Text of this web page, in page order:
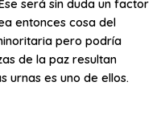
será sin duda un factor
entonces cosa del
pero podría
de la paz resultan
urnas es uno de ellos.